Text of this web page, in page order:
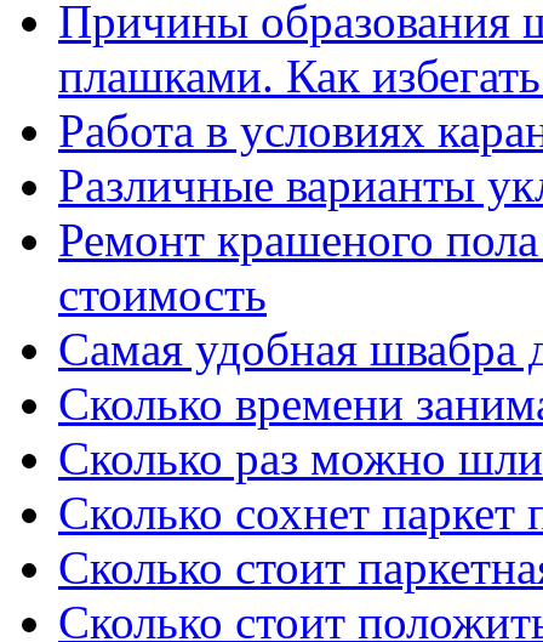
Причины образования
плашками. Как
Работа в условиях
Различные варианты
Ремонт крашеного
стоимость
Самая удобная швабра
Сколько времени
Сколько раз можно
Сколько сохнет паркет
Сколько стоит
Сколько стоит